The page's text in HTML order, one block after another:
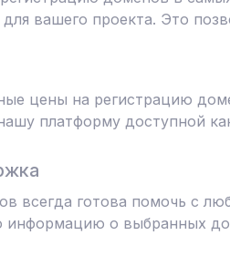
вашего проекта. Это
цены на регистрацию
платформу доступной
всегда готова помочь с
о выбранных